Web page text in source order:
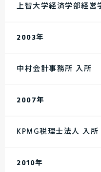
上智大学経済学部経営
2003年
中村会計事務所 入所
2007年
KPMG税理士法人 入所
2010年